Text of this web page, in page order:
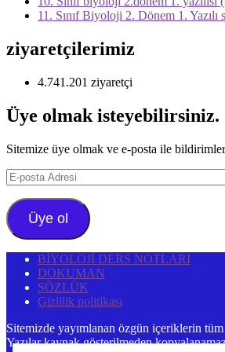
11. Sınıf Biyoloji 2. Dönem 1. Yazılı
ziyaretçilerimiz
4.741.201 ziyaretçi
Üye olmak isteyebilirsiniz.
Sitemize üye olmak ve e-posta ile
E-
posta
Adresi
Üye ol
BİYOLOJİ DERS NOTLARI
DOKUMAN
SÖZLÜK
Gizlilik politikası
Sitemizde yayımlanan özgün içeriklerin
Yazılar kaynak gösterilmeden